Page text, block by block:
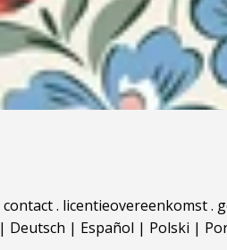
contact. licentieovereenkomst.
| Deutsch | Español | Polski |